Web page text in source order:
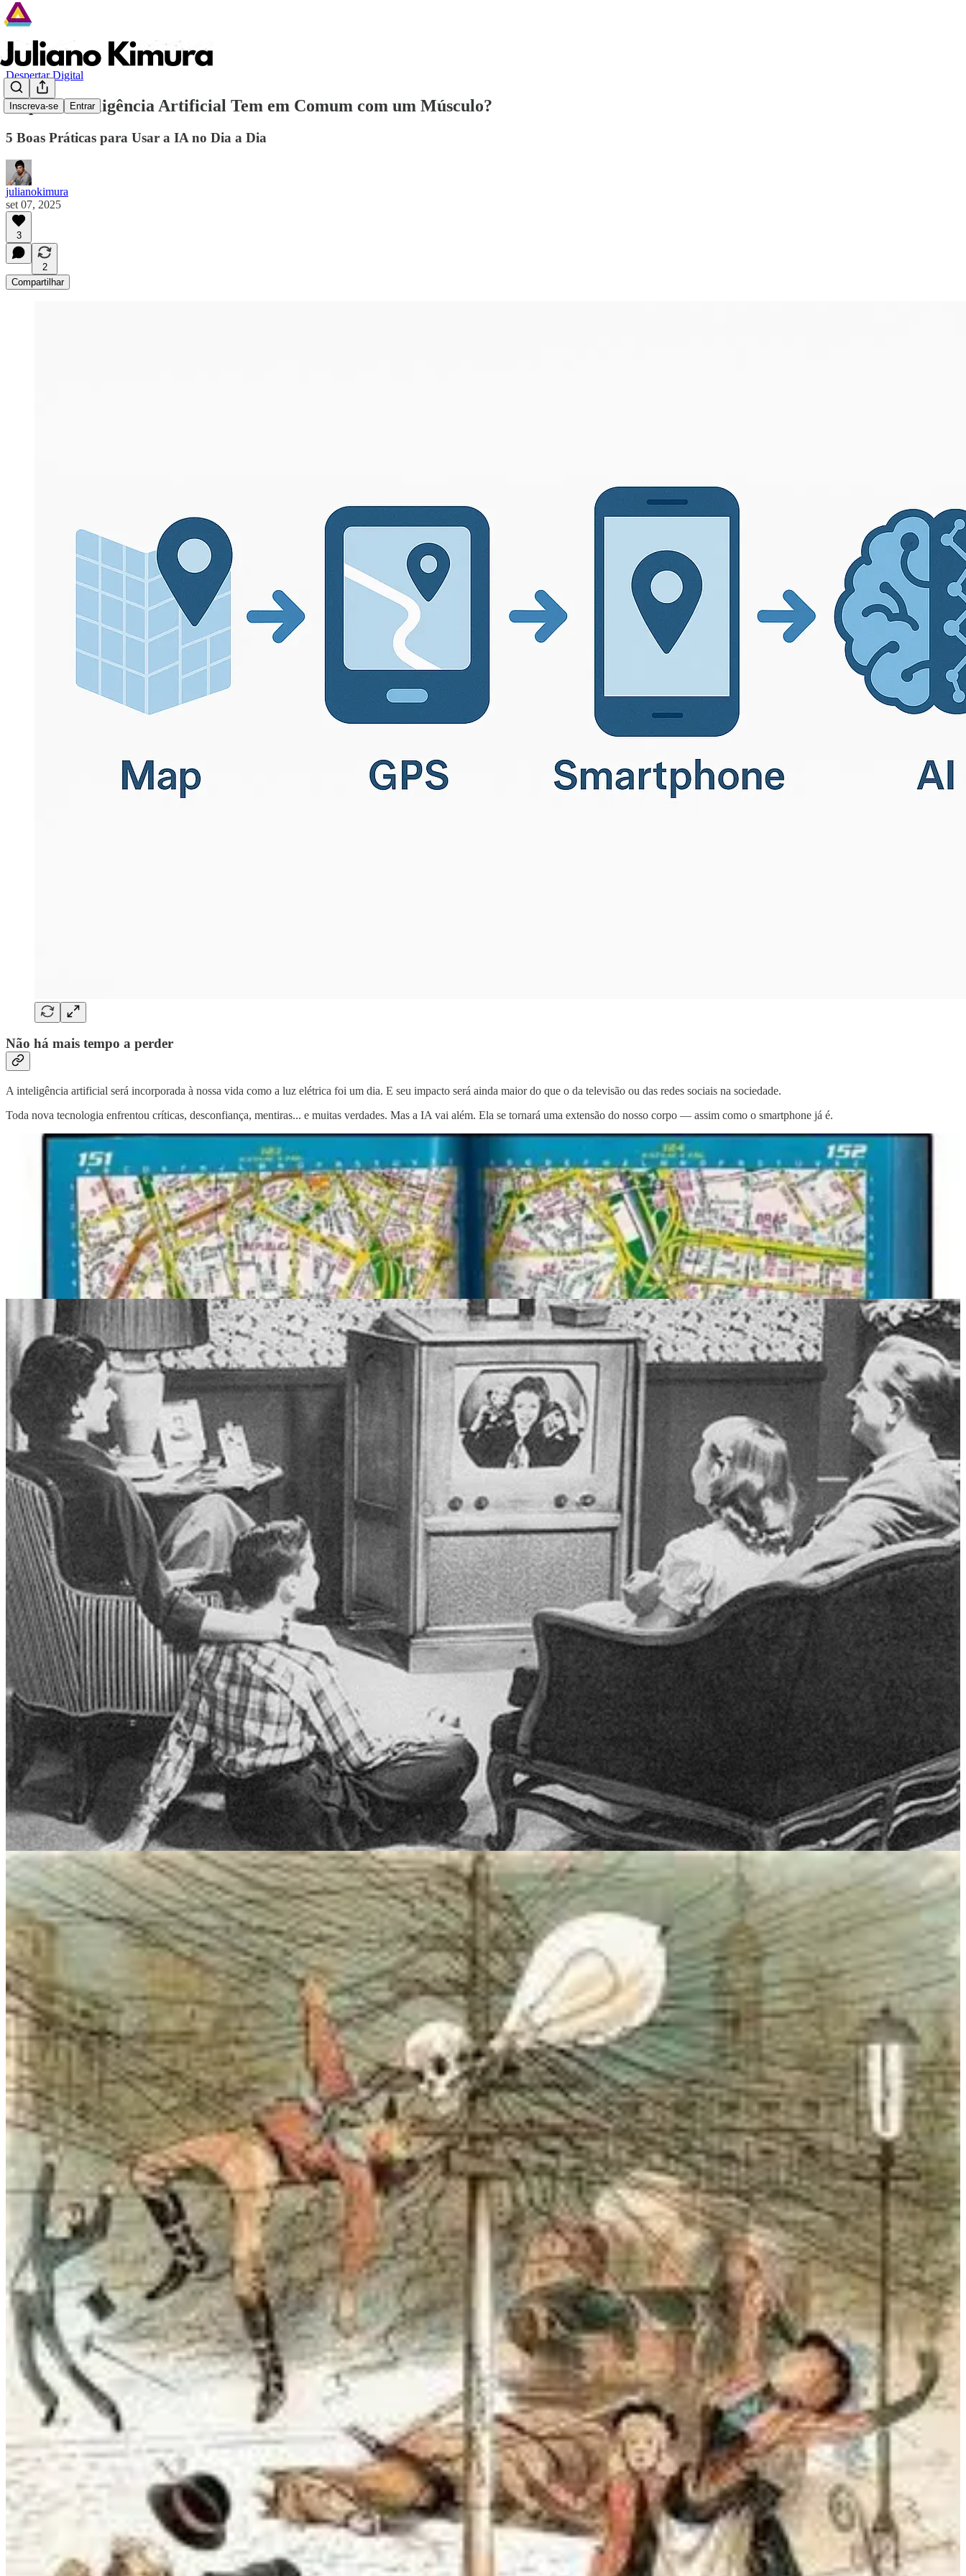
Inscreva-se Entrar
Despertar Digital
O que a Inteligência Artificial Tem em Comum com um Músculo?
5 Boas Práticas para Usar a IA no Dia a Dia
julianokimura
set 07, 2025
3
2
Compartilhar
Não há mais tempo a perder
A inteligência artificial será incorporada à nossa vida como a luz elétrica foi um dia. E seu impacto será ainda maior do que o da televisão ou das redes sociais na sociedade.
Toda nova tecnologia enfrentou críticas, desconfiança, mentiras... e muitas verdades. Mas a IA vai além. Ela se tornará uma extensão do nosso corpo — assim como o smartphone já é.
Não deveríamos nos surpreender ou nos assustar com essa dependência. Ela já existe. Basta lembrar que, até duas gerações atrás, usávamos guias impressos ou a memória para andar pelas ruas. Hoje, o Waze é
básico, essencial. Melhor que o velho guia, melhor que o finado GPS.
Por isso, quero propor um novo olhar sobre essaExtensão Humana
A inteligência artificial será uma extensão do nosso cérebro. Mas diferente de outras ferramentas, ela não nasce pronta. Ela é moldável, personalizável, adaptável às nossas necessidades, objetivos e estilo.
Podemos pensar nela como um
músculo virgem. Um músculo que ainda está aprendendo seus limites e possibilidades. E, como qualquer músculo, ele precisa ser treinado
O uso da IA também é um treino
Não é possível extrair o melhor da IA sem prática. É no uso contínuo que ela se ajusta, e que nós também aprendemos a pensar e nos comunicar de forma mais clara.
Confesso: tenho tentado me exercitar um pouco todos os dias. Difícil chamar isso de “rotina”, já que diariamente surgem novidades que mudam tudo. Mas talvez possamos chamar de
boas práticas
Aqui vão cinco delas que venho praticando:
1. Administre o tempo
Reserve tempo para usar IA — mas não gaste todo o seu tempo com ela.
Tempo é o ativo mais precioso. E é fácil se perder entre centenas de ferramentas e possibilidades. Tenha foco.
2. Incorpore à sua rotina
Se você contratou uma ferramenta de IA, use até o talo.
Explore, teste, melhore seus fluxos. Evite subutilizar. Muitas vezes pagamos por algo que usamos apenas 10%.
3. Estude o “como” e o “porquê”
Não fique só no "o que faz".
Aprenda como a ferramenta pensa, como ela interpreta, por que responde de determinadas formas.
A IA precisa de contexto, clareza e boas instruções. Quanto melhor a sua comunicação, melhor o resultado.
4. Assuma o controle (e a responsabilidade)
Se o resultado da IA foi ruim, provavelmente ainstrução
foi ruim.
Muitos avaliam apenas a resposta final, ignorando o que foi enviado no prompt, qual a versão da IA, se é gratuita ou paga, entre dezenas de outros fatores.
Por exemplo: no caso de um modelo como o Veo v3, você pode configurar uma geração rápida e barata (gastando 20 tokens), ou uma versão com mais qualidade (gastando 100 tokens). O
mesmo prompt
pode
resultados completamente diferentes
A culpa não é da IA. Ela é reflexo das instruções que damos.
5. Troque experiências
Conecte-se com quem também está aprendendo.
Grupos de WhatsApp são bons para conversas rápidas. Mas para aprender e pesquisar melhor, recomendo plataformas comoia.trianons.com.br
Conclusão
A inteligência artificial é, sim, uma extensão do nosso corpo e da nossa mente. Mas, como qualquer ferramenta poderosa, seu verdadeiro valor está no uso consciente, intencional e constante.
Quanto mais você treina, mais forte você e sua IA se tornam.
E você? Como tem treinado seu músculo da IA? Está só observando ou já começou a praticar?
Reflita sobre isso e compartilhe com alguém que também precisa começar a treinar esse novo músculo.
Compartilhar